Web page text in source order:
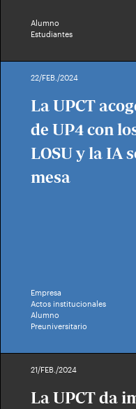
Alumno
Estudiantes
22/FEB./2024
La UPCT
de UP4 con
LOSU y la IA
mesa
Empresa
Actos institucionales
Alumno
Preuniversitario
21/FEB./2024
La UPCT da